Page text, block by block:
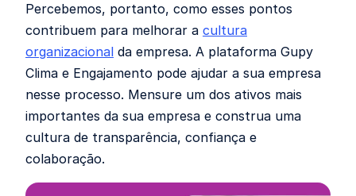
Percebemos, portanto, como esses pontos
contribuem para melhorar a cultura
organizacional da empresa. A plataforma Gupy
Clima e Engajamento pode ajudar a sua empresa
nesse processo. Mensure um dos ativos mais
importantes da sua empresa e construa uma
cultura de transparência, confiança e
colaboração.